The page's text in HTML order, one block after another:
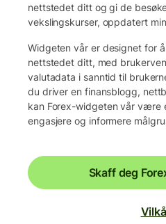
nettstedet ditt og gi de
vekslingskurser, oppdatert
Widgeten vår er designet for
nettstedet ditt, med
valutadata i sanntid til
du driver en finansblogg,
kan Forex-widgeten vår være
engasjere og informere
Skaff deg